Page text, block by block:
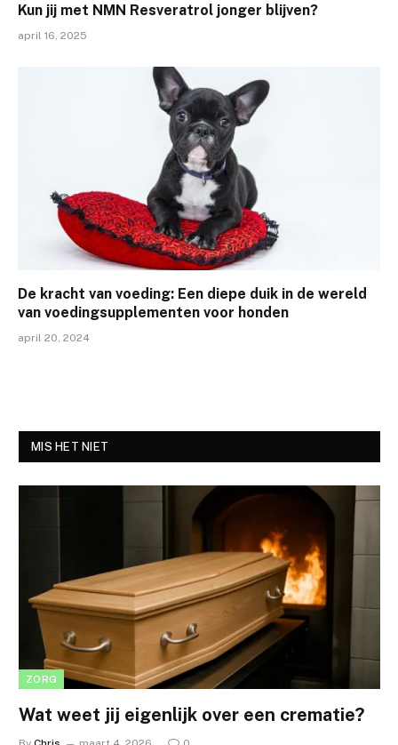
Kun jij met NMN Resveratrol jonger blijven?
april 16, 2025
De kracht van voeding: Een diepe duik in de wereld
van voedingsupplementen voor honden
april 20, 2024
MIS HET NIET
ZORG
Wat weet jij eigenlijk over een crematie?